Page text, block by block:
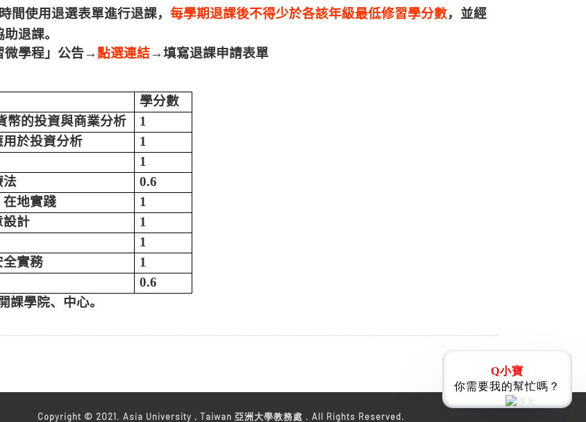
間使用退選表單進行退課， 每學期退課後不得少於各該年級最低修習學分數，並經
退課。
微學程」公告→ 點選連結→填寫退課申請表單
學分數
幣的投資與商業分析
1
於投資分析
1
1
法
0.6
地實踐
1
設計 1
1
全實務
1
0.6
、中心。
處 Copyright © 2021. Asia University , Taiwan 亞洲大學教務處 . All Rights Reserved.
Q小寶
你需要我的幫忙嗎？